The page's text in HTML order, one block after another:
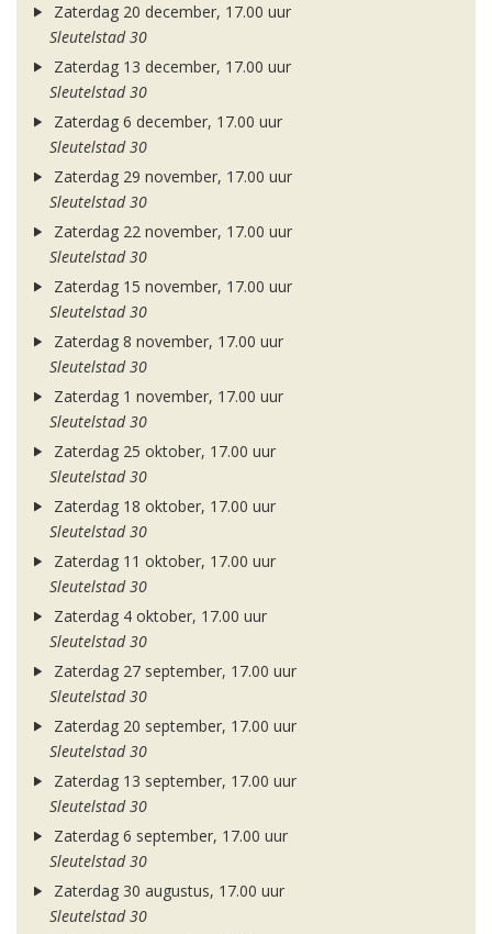
Zaterdag 20 december, 17.00 uur
Sleutelstad 30
Zaterdag 13 december, 17.00 uur
Sleutelstad 30
Zaterdag 6 december, 17.00 uur
Sleutelstad 30
Zaterdag 29 november, 17.00 uur
Sleutelstad 30
Zaterdag 22 november, 17.00 uur
Sleutelstad 30
Zaterdag 15 november, 17.00 uur
Sleutelstad 30
Zaterdag 8 november, 17.00 uur
Sleutelstad 30
Zaterdag 1 november, 17.00 uur
Sleutelstad 30
Zaterdag 25 oktober, 17.00 uur
Sleutelstad 30
Zaterdag 18 oktober, 17.00 uur
Sleutelstad 30
Zaterdag 11 oktober, 17.00 uur
Sleutelstad 30
Zaterdag 4 oktober, 17.00 uur
Sleutelstad 30
Zaterdag 27 september, 17.00 uur
Sleutelstad 30
Zaterdag 20 september, 17.00 uur
Sleutelstad 30
Zaterdag 13 september, 17.00 uur
Sleutelstad 30
Zaterdag 6 september, 17.00 uur
Sleutelstad 30
Zaterdag 30 augustus, 17.00 uur
Sleutelstad 30